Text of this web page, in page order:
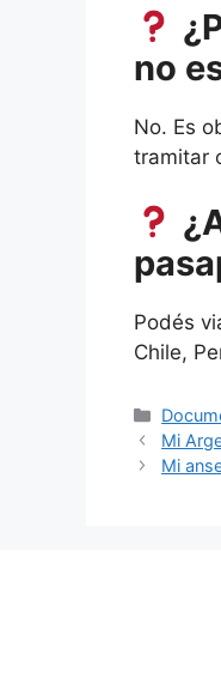
no
No. Es
tramitar
Podés
Chile,
Mi
Mi